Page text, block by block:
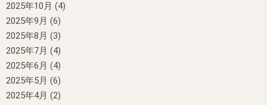
2025年10月 (4)
2025年9月 (6)
2025年8月 (3)
2025年7月 (4)
2025年6月 (4)
2025年5月 (6)
2025年4月 (2)